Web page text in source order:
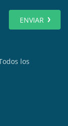
ENVIAR
los